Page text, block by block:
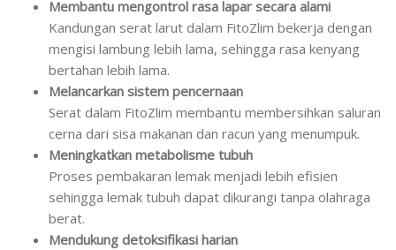
Membantu mengontrol rasa lapar secara alami
Kandungan serat larut dalam FitoZlim bekerja dengan
mengisi lambung lebih lama, sehingga rasa kenyang
bertahan lebih lama.
Melancarkan sistem pencernaan
Serat dalam FitoZlim membantu membersihkan saluran
cerna dari sisa makanan dan racun yang menumpuk.
Meningkatkan metabolisme tubuh
Proses pembakaran lemak menjadi lebih efisien
sehingga lemak tubuh dapat dikurangi tanpa olahraga
berat.
Mendukung detoksifikasi harian